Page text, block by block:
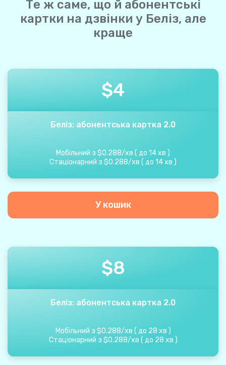
Те ж саме, що й абонентські
картки на дзвінки у Беліз, але
краще
$4
Беліз: абонентська картка 2.0
Мобільний з $0.288/хв ( до 14хв )
Стаціонарний з $0.288/хв ( до 14хв )
У кошик
$8
Беліз: абонентська картка 2.0
Мобільний з $0.288/хв ( до 28 хв )
Стаціонарний з $0.288/хв ( до 28 хв )